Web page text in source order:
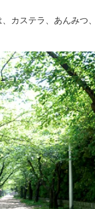
カステラ、あんみつ